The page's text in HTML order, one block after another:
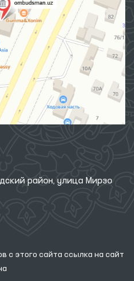
район, улица Мирзо
с этого сайта ссылка на сайт